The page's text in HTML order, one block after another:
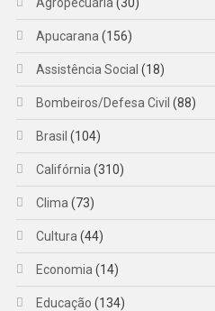
Apucarana (156)
Assistência Social (18)
Bombeiros/Defesa Civil (88)
Brasil (104)
Califórnia (310)
Clima (73)
Cultura (44)
Economia (14)
Educação (134)